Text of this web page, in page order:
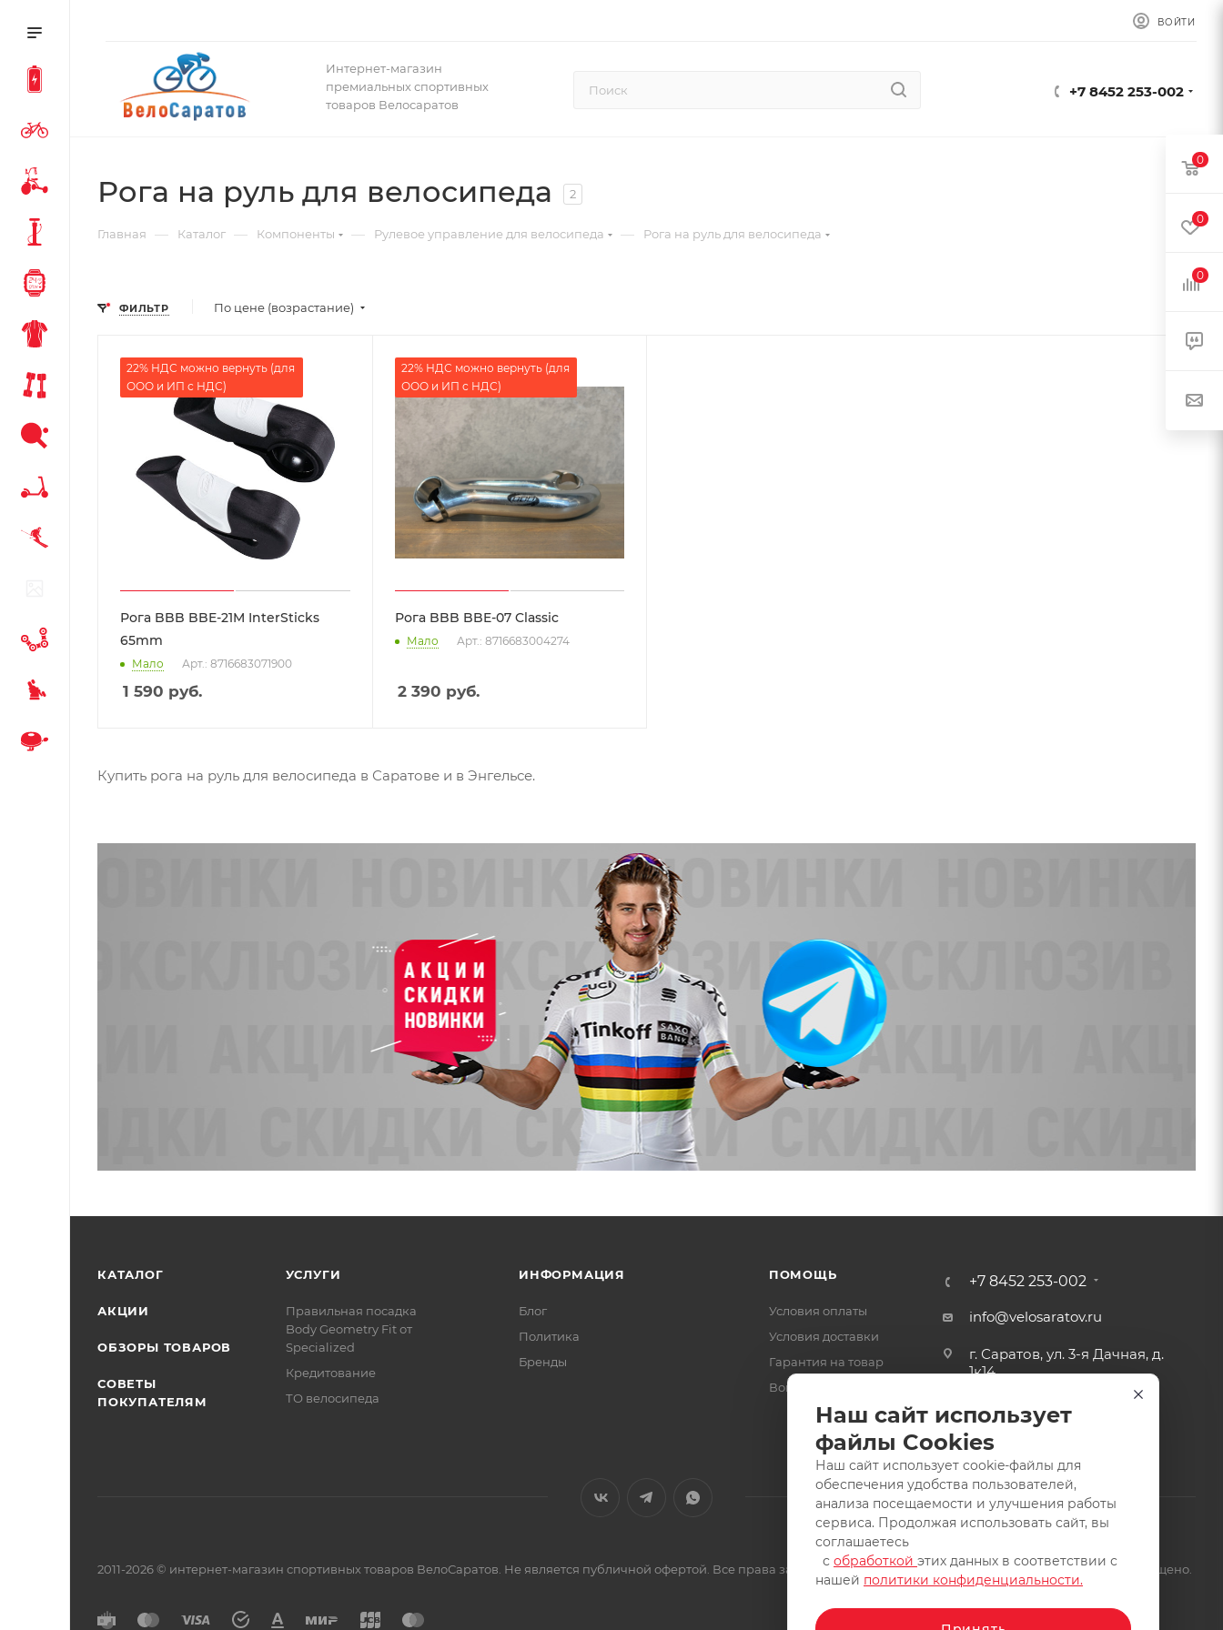
ВОЙТИ
Интернет-магазин
премиальных спортивных
товаров Велосаратов
+7 8452 253-002
Рога на руль для велосипеда 2
Главная — Каталог — Компоненты — Рулевое управление для велосипеда — Рога на руль для велосипеда
ФИЛЬТР По цене (возрастание)
22% НДС можно вернуть (для
ООО и ИП с НДС)
Рога BBB BBE-21M InterSticks
65mm
Мало Арт.: 8716683071900
1 590 руб.
22% НДС можно вернуть (для
ООО и ИП с НДС)
Рога BBB BBE-07 Classic
Мало Арт.: 8716683004274
2 390 руб.
Купить рога на руль для велосипеда в Саратове и в Энгельсе.
КАТАЛОГ
АКЦИИ
ОБЗОРЫ ТОВАРОВ
СОВЕТЫ
ПОКУПАТЕЛЯМ
УСЛУГИ
Правильная посадка
Body Geometry Fit от
Specialized
Кредитование
ТО велосипеда
ИНФОРМАЦИЯ
Блог
Политика
Бренды
ПОМОЩЬ
Условия оплаты
Условия доставки
Гарантия на товар
Вопрос-ответ
+7 8452 253-002
info@velosaratov.ru
г. Саратов, ул. 3-я Дачная, д.
1к14
2011-2026 © интернет-магазин спортивных товаров ВелоСаратов. Не является публичной офертой. Все права защищены. Заимствование материалов и фотографий запрещено.
Наш сайт использует
файлы Cookies
Наш сайт использует cookie-файлы для
обеспечения удобства пользователей,
анализа посещаемости и улучшения работы
сервиса. Продолжая использовать сайт, вы
соглашаетесь
с обработкой этих данных в соответствии с
нашей политики конфиденциальности.
0
0
0